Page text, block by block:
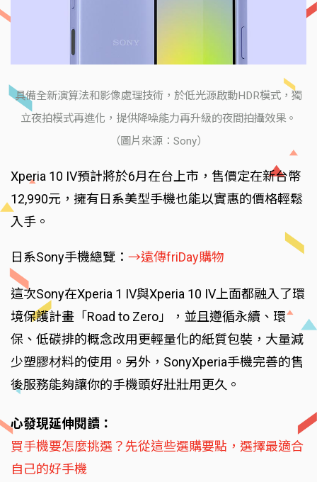
具備全新演算法和影像處理技術，於低光源啟動HDR模式，獨
立夜拍模式再進化，提供降噪能力再升級的夜間拍攝效果。
（圖片來源：Sony）
Xperia 10 IV預計將於6月在台上市，售價定在新台幣
12,990元，擁有日系美型手機也能以實惠的價格輕鬆
入手。
日系Sony手機總覽： →遠傳friDay購物
這次Sony在Xperia 1 IV與Xperia 10 IV上面都融入了環
境保護計畫「Road to Zero」，並且遵循永續、環
保、低碳排的概念改用更輕量化的紙質包裝，大量減
少塑膠材料的使用。另外，SonyXperia手機完善的售
後服務能夠讓你的手機頭好壯壯用更久。
心發現延伸閱讀：
買手機要怎麼挑選？先從這些選購要點，選擇最適合
自己的好手機